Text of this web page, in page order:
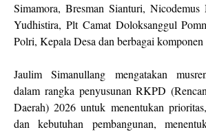
Simamora, Bresman Sianturi,
Yudhistira, Plt Camat Doloksanggul
Polri, Kepala Desa dan berbagai komponen
Jaulim Simanullang mengatakan
dalam rangka penyusunan RKPD
Daerah) 2026 untuk menentukan
dan kebutuhan pembangunan,